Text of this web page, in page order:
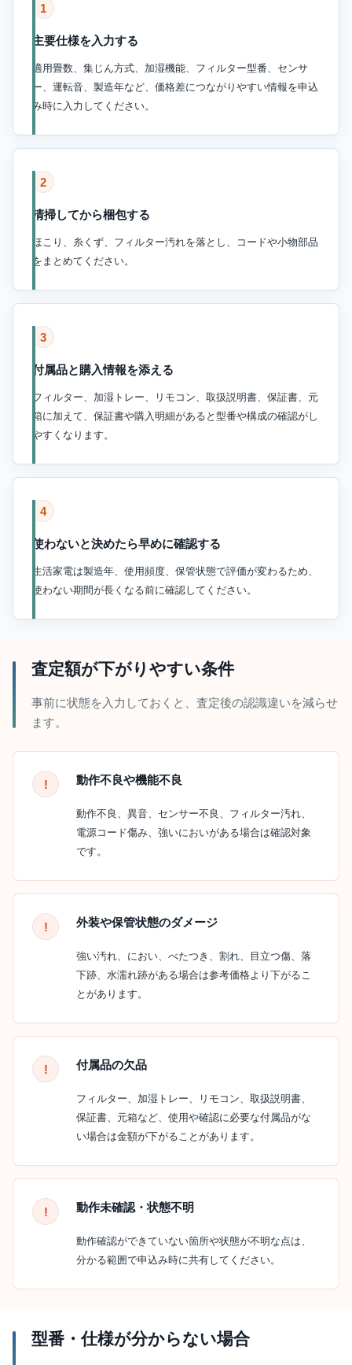
1
主要仕様を入力する
適用畳数、集じん方式、加湿機能、フィルター型番、センサ
ー、運転音、製造年など、価格差につながりやすい情報を申込
み時に入力してください。
2
清掃してから梱包する
ほこり、糸くず、フィルター汚れを落とし、コードや小物部品
をまとめてください。
3
付属品と購入情報を添える
フィルター、加湿トレー、リモコン、取扱説明書、保証書、元
箱に加えて、保証書や購入明細があると型番や構成の確認がし
やすくなります。
4
使わないと決めたら早めに確認する
生活家電は製造年、使用頻度、保管状態で評価が変わるため、
使わない期間が長くなる前に確認してください。
査定額が下がりやすい条件
事前に状態を入力しておくと、査定後の認識違いを減らせ
ます。
動作不良や機能不良
動作不良、異音、センサー不良、フィルター汚れ、
電源コード傷み、強いにおいがある場合は確認対象
です。
外装や保管状態のダメージ
強い汚れ、におい、べたつき、割れ、目立つ傷、落
下跡、水濡れ跡がある場合は参考価格より下がるこ
とがあります。
付属品の欠品
フィルター、加湿トレー、リモコン、取扱説明書、
保証書、元箱など、使用や確認に必要な付属品がな
い場合は金額が下がることがあります。
動作未確認・状態不明
動作確認ができていない箇所や状態が不明な点は、
分かる範囲で申込み時に共有してください。
型番・仕様が分からない場合